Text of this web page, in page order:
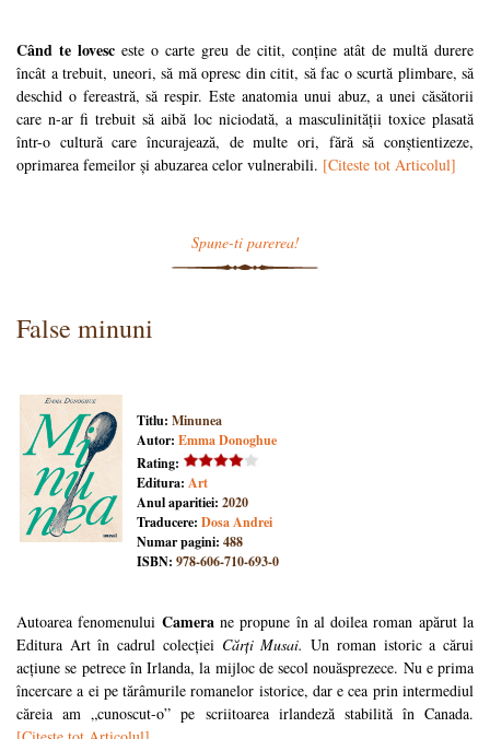
Când te lovesc este o carte greu de citit, conține atât de multă durere
încât a trebuit, uneori, să mă opresc din citit, să fac o scurtă plimbare, să
deschid o fereastră, să respir. Este anatomia unui abuz, a unei căsătorii
care n-ar fi trebuit să aibă loc niciodată, a masculinității toxice plasată
într-o cultură care încurajează, de multe ori, fără să conștientizeze,
oprimarea femeilor și abuzarea celor vulnerabili. [Citeste tot Articolul]
Spune-ti parerea!
False minuni
Titlu: Minunea
Autor: Emma Donoghue
Rating:
Editura: Art
Anul aparitiei: 2020
Traducere: Dosa Andrei
Numar pagini: 488
ISBN: 978-606-710-693-0
Autoarea fenomenului Camerane propune în al doilea roman apărut la
Editura Art în cadrul colecției Cărți Musai. Un roman istoric a cărui
acțiune se petrece în Irlanda, la mijloc de secol nouăsprezece. Nu e prima
încercare a ei pe tărâmurile romanelor istorice, dar e cea prin intermediul
căreia am „cunoscut-o” pe scriitoarea irlandeză stabilită în Canada.